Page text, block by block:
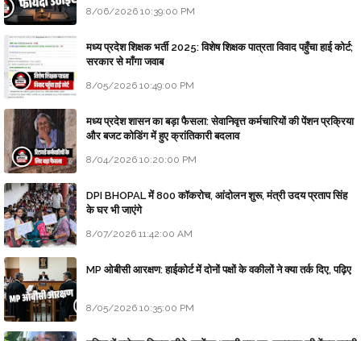
8/06/2026 10:39:00 PM
मध्य प्रदेश शिक्षक भर्ती 2025: विशेष शिक्षक पात्रता विवाद पहुँचा हाई कोर्ट;
सरकार से माँगा जवाब
8/05/2026 10:49:00 PM
मध्य प्रदेश शासन का बड़ा फैसला: सेवानिवृत्त कर्मचारियों की पेंशन प्रक्रिया
और बजट कोडिंग में हुए क्रांतिकारी बदलाव
8/04/2026 10:20:00 PM
DPI BHOPAL में 800 कॉकरोच, आंदोलन शुरू, मंत्री उदय प्रताप सिंह
के घर भी जाएंगे
8/07/2026 11:42:00 AM
MP ओबीसी आरक्षण: हाईकोर्ट में दोनों पक्षों के वकीलों ने क्या तर्क दिए, पढ़िए
8/05/2026 10:35:00 PM